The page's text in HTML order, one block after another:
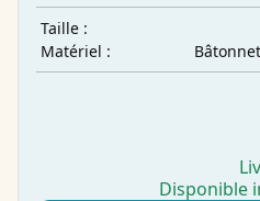
Taille :
Matériel :
Disponible